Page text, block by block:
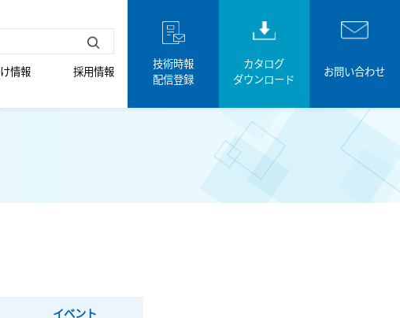
情報 採用情報
技術時報
配信登録
カタログ
ダウンロード
お問い合わせ
イベント